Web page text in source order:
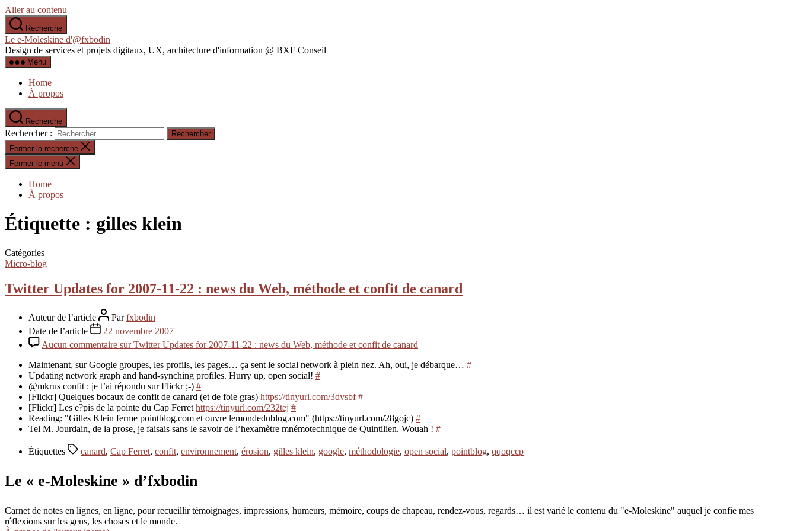
Aller au contenu
Recherche
Le e-Moleskine d'@fxbodin
Design de services et projets digitaux, UX, architecture d'information @ BXF Conseil
Menu
Home
À propos
Recherche
Rechercher :
Fermer la recherche
Fermer le menu
Home
À propos
Étiquette : gilles klein
Catégories
Micro-blog
Twitter Updates for 2007-11-22 : news du Web, méthode et confit de canard
Auteur de l’article Parfxbodin
Date de l’article
22 novembre 2007
Aucun commentaire sur Twitter Updates for 2007-11-22 : news du Web, méthode et confit de canard
Maintenant, sur Google groupes, les profils, les pages… ça sent le social network à plein nez. Ah, oui, je débarque… #
Updating network graph and hand-synching profiles. Hurry up, open social! #
@mkrus confit : je t’ai répondu sur Flickr ;-) #
[Flickr] Quelques bocaux de confit de canard (et de foie gras) https://tinyurl.com/3dvsbf #
[Flickr] Les e?pis de la pointe du Cap Ferret https://tinyurl.com/232tej #
Reading: "Gilles Klein ferme pointblog.com et ouvre lemondedublog.com" (https://tinyurl.com/28gojc) #
Tel M. Jourdain, de la prose, je faisais sans le savoir de l’hexamètre mnémotechnique de Quintilien. Wouah ! #
Étiquettes canard, Cap Ferret, confit, environnement, érosion, gilles klein, google, méthodologie, open social, pointblog, qqoqccp
Le « e-Moleskine » d’fxbodin
Carnet de notes en lignes, en ligne, pour recueillir témoignages, impressions, humeurs, mémoire, coups de chapeau, rendez-vous, regards… il est varié le contenu du "e-Moleskine" auquel je confie mes
réflexions sur les gens, les choses et le monde.